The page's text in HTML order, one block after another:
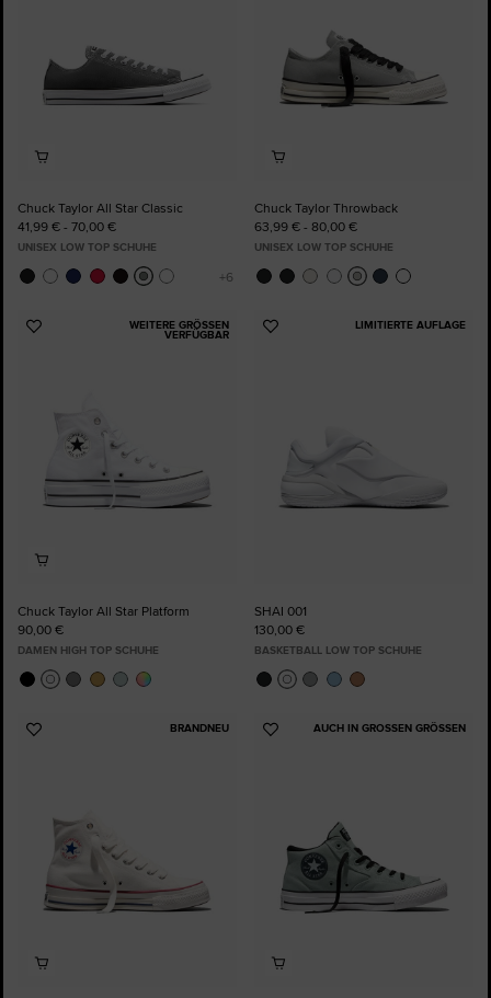
Chuck Taylor All Star Classic
41,99 € - 70,00 €
UNISEX LOW TOP SCHUHE
Chuck Taylor Throwback
63,99 € - 80,00 €
UNISEX LOW TOP SCHUHE
WEITERE GRÖSSEN V
ERFÜGBAR
Zu
Chuck Taylor All Star Platform
90,00 €
DAMEN HIGH TOP SCHUHE
LIMITIERTE AUFLAGE
Zu
SHAI 001
130,00 €
BASKETBALL LOW TOP SCHUHE
BRANDNEU
Zu
AUCH IN GROSSEN GRÖSSEN
Zu